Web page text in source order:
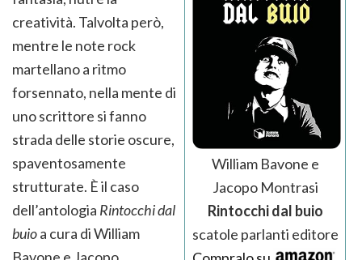
William Bavone e
Jacopo Montrasi
Rintocchi dal buio
scatole parlanti editore
creatività. Talvolta però,
mentre le note rock
martellano a ritmo
forsennato, nella mente di
uno scrittore si fanno
strada delle storie oscure,
spaventosamente
strutturate. È il caso
dell’antologia Rintocchi dal
buioa cura di William